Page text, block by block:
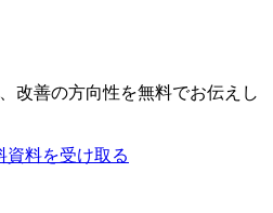
改善の方向性を無料でお伝えし
資料を受け取る